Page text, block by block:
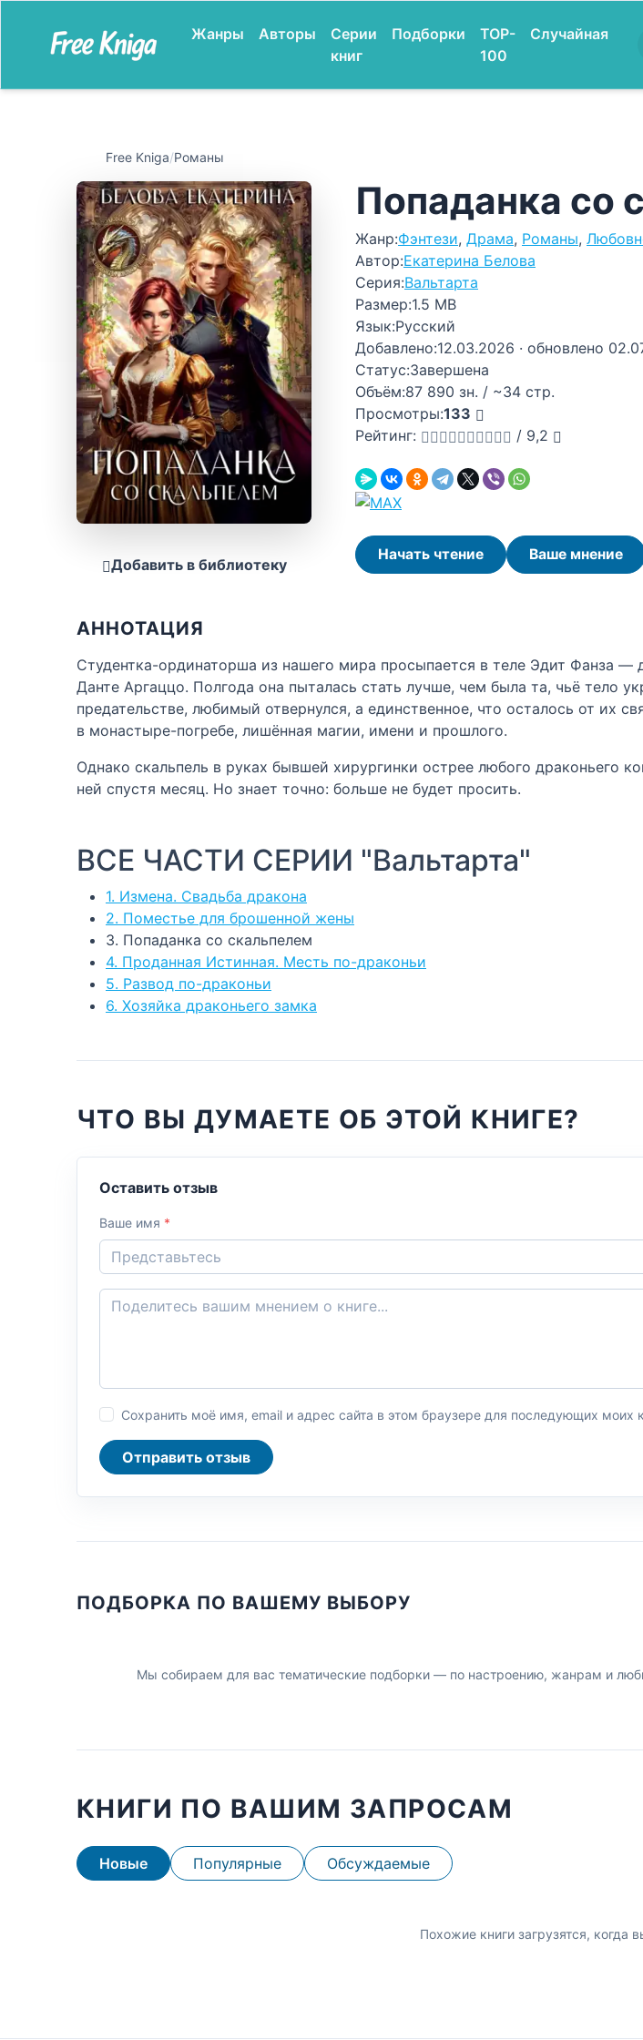
Жанры Авторы
Серии
книг
Подборки
TOP-
100
Случайная
Free Kniga/Романы
Добавить в библиотеку
Попаданка со
Жанр:Фэнтези, Драма, Романы,
Автор:Екатерина Белова
Серия:Вальтарта
Размер:1.5 MB
Язык:Русский
Добавлено:12.03.2026 · обновлено
Статус:Завершена
Объём:87 890 зн. / ~34 стр.
Просмотры:133
Рейтинг:
/ 9,2
Начать чтение Ваше мнение
АННОТАЦИЯ
Студентка-ординаторша из нашего мира просыпается в теле Эдит Фанза
Данте Аргаццо. Полгода она пыталась стать лучше, чем была та, чьё тело
предательстве, любимый отвернулся, а единственное, что осталось от их
в монастыре-погребе, лишённая магии, имени и прошлого.
Однако скальпель в руках бывшей хирургинки острее любого драконьего
ней спустя месяц. Но знает точно: больше не будет просить.
ВСЕ ЧАСТИ СЕРИИ "Вальтарта"
1. Измена. Свадьба дракона
2. Поместье для брошенной жены
3. Попаданка со скальпелем
4. Проданная Истинная. Месть по-драконьи
5. Развод по-драконьи
6. Хозяйка драконьего замка
ЧТО ВЫ ДУМАЕТЕ ОБ ЭТОЙ КНИГЕ?
Оставить отзыв
Ваше имя *
Сохранить моё имя, email и адрес сайта в этом браузере для последующих моих
Отправить отзыв
ПОДБОРКА ПО ВАШЕМУ ВЫБОРУ
Мы собираем для вас тематические подборки — по настроению, жанрам и
КНИГИ ПО ВАШИМ ЗАПРОСАМ
Новые Популярные Обсуждаемые
Похожие книги загрузятся, когда